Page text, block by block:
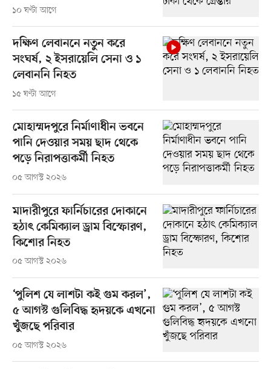
১০ ঘণ্টা আগে
দক্ষিণ লেবাননে নতুন করে
সংঘর্ষ, ২ ইসরায়েলি সেনা ও ১
লেবাননি নিহত
১৫ ঘণ্টা আগে
মোহাম্মদপুরে নির্মাণাধীন ভবনে
পানি দেওয়ার সময় ছাদ থেকে
পড়ে নিরাপত্তাকর্মী নিহত
০৫ আগস্ট ২০২৬
মাদারীপুরে ফার্নিচারের দোকানে
হঠাৎ কেমিক্যাল ড্রাম বিস্ফোরণ,
কিশোর নিহত
০৫ আগস্ট ২০২৬
‘পুলিশ যে লাশটা কই গুম করল’,
৫ আগস্ট গুলিবিদ্ধ হৃদয়কে এখনো
খুঁজছে পরিবার
০৫ আগস্ট ২০২৬